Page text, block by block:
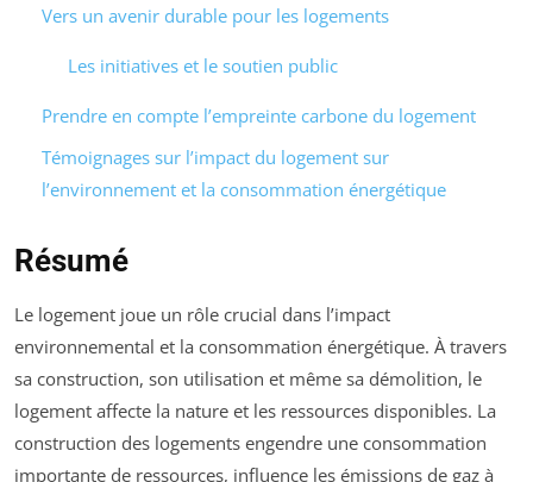
Vers un avenir durable pour les logements
Les initiatives et le soutien public
Prendre en compte l’empreinte carbone du logement
Témoignages sur l’impact du logement sur
l’environnement et la consommation énergétique
Résumé
Le logement joue un rôle crucial dans l’impact
environnemental et la consommation énergétique. À travers
sa construction, son utilisation et même sa démolition, le
logement affecte la nature et les ressources disponibles. La
construction des logements engendre une consommation
importante de ressources, influence les émissions de gaz à